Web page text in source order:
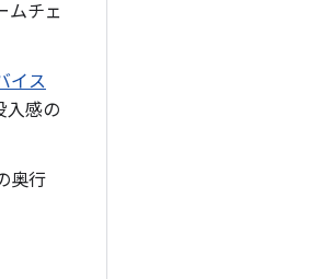
ムチェ
イス
入感の
奥行